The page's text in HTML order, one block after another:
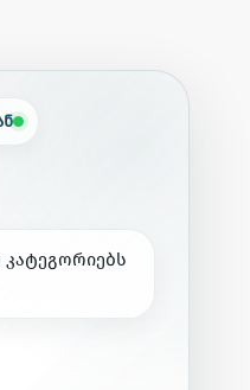
კატეგორიებს